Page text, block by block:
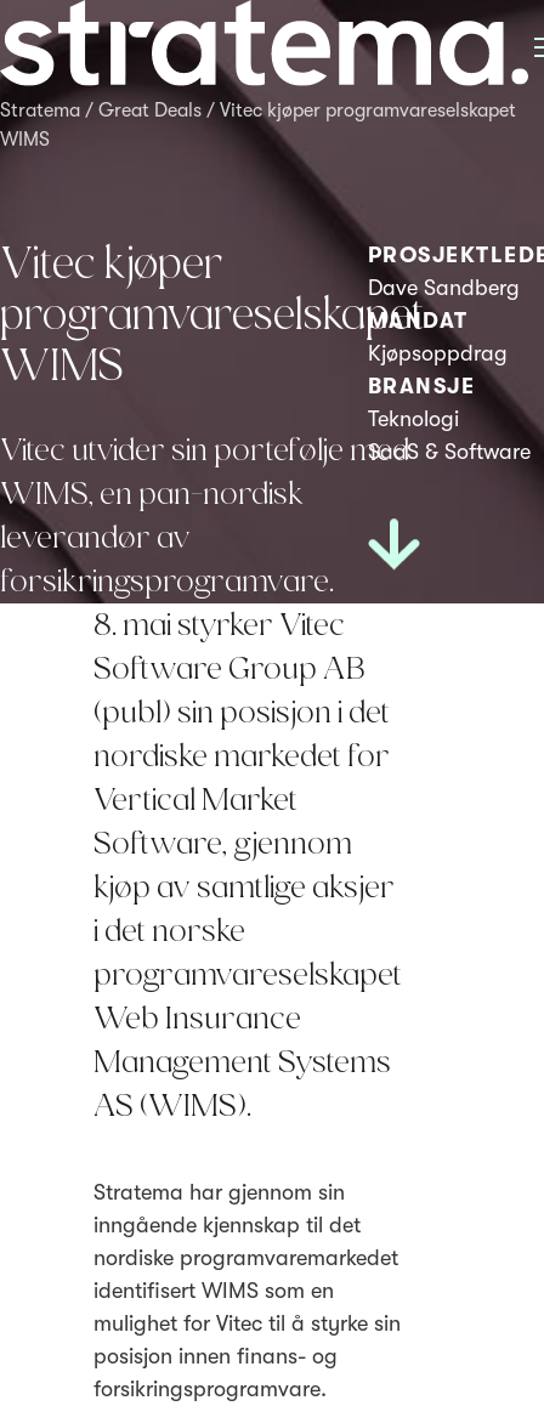
Stratema / Great Deals / Vitec kjøper programvareselskapet
WIMS
Vitec kjøper
programvareselskapet
WIMS
Vitec utvider sin portefølje med
WIMS, en pan-nordisk
leverandør av
forsikringsprogramvare.
Dave Sandberg
MANDAT
Kjøpsoppdrag
BRANSJE
Teknologi
SaaS & Software
8. mai styrker Vitec
Software Group AB
(publ) sin posisjon i det
nordiske markedet for
Vertical Market
Software, gjennom
kjøp av samtlige aksjer
i det norske
programvareselskapet
Web Insurance
Management Systems
AS (WIMS).
Stratema har gjennom sin
inngående kjennskap til det
nordiske programvaremarkedet
identifisert WIMS som en
mulighet for Vitec til å styrke sin
posisjon innen finans- og
forsikringsprogramvare.